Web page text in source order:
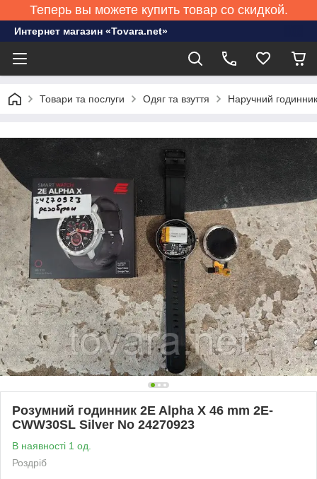
Теперь вы можете купить товар со скидкой.
Интернет магазин «Tovara.net»
Товари та послуги Одяг та взуття Наручний годинник
Розумний годинник 2E Alpha X 46 mm 2E-
CWW30SL Silver No 24270923
В наявності 1 од.
Роздріб